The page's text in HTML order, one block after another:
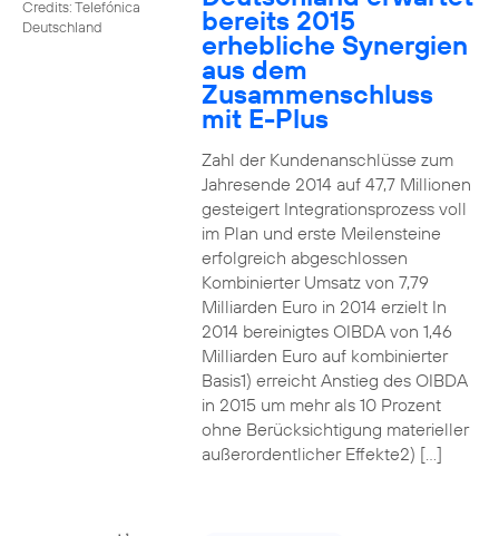
Credits: Telefónica
Deutschland
bereits 2015
erhebliche Synergien
aus dem
Zusammenschluss
mit E-Plus
Zahl der Kundenanschlüsse zum
Jahresende 2014 auf 47,7 Millionen
gesteigert Integrationsprozess voll
im Plan und erste Meilensteine
erfolgreich abgeschlossen
Kombinierter Umsatz von 7,79
Milliarden Euro in 2014 erzielt In
2014 bereinigtes OIBDA von 1,46
Milliarden Euro auf kombinierter
Basis1) erreicht Anstieg des OIBDA
in 2015 um mehr als 10 Prozent
ohne Berücksichtigung materieller
außerordentlicher Effekte2) […]